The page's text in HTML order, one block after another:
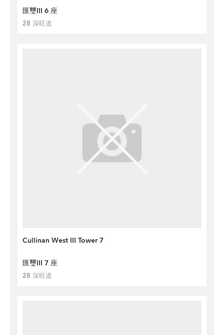
匯璽III 6 座
28 深旺道
Cullinan West III Tower 7
匯璽III 7 座
28 深旺道